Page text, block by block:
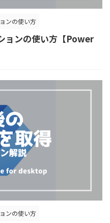
ンの使い方
ョンの使い方【Power
ンの使い方